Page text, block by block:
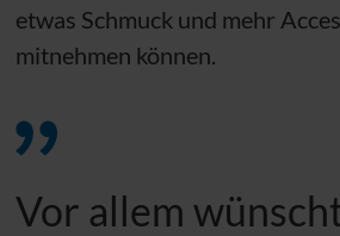
etwas Schmuck und mehr
mitnehmen können.
Vor allem